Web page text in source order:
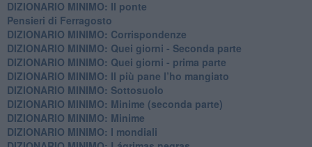
DIZIONARIO MINIMO: Il ponte
Pensieri di Ferragosto
DIZIONARIO MINIMO: Corrispondenze
DIZIONARIO MINIMO: Quei giorni - Seconda parte
DIZIONARIO MINIMO: Quei giorni - prima parte
DIZIONARIO MINIMO: Il più pane l’ho mangiato
DIZIONARIO MINIMO: Sottosuolo
DIZIONARIO MINIMO: Minime (seconda parte)
DIZIONARIO MINIMO: Minime
DIZIONARIO MINIMO: ​I mondiali